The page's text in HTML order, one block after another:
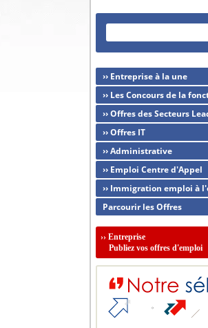
›› Entreprise à la une
›› Les Concours de la
›› Offres des Secteurs
›› Offres IT
›› Administrative
›› Emploi Centre d'Appel
›› Immigration emploi à
Parcourir les Offres
›› Entreprise
Publiez vos offres d'emploi